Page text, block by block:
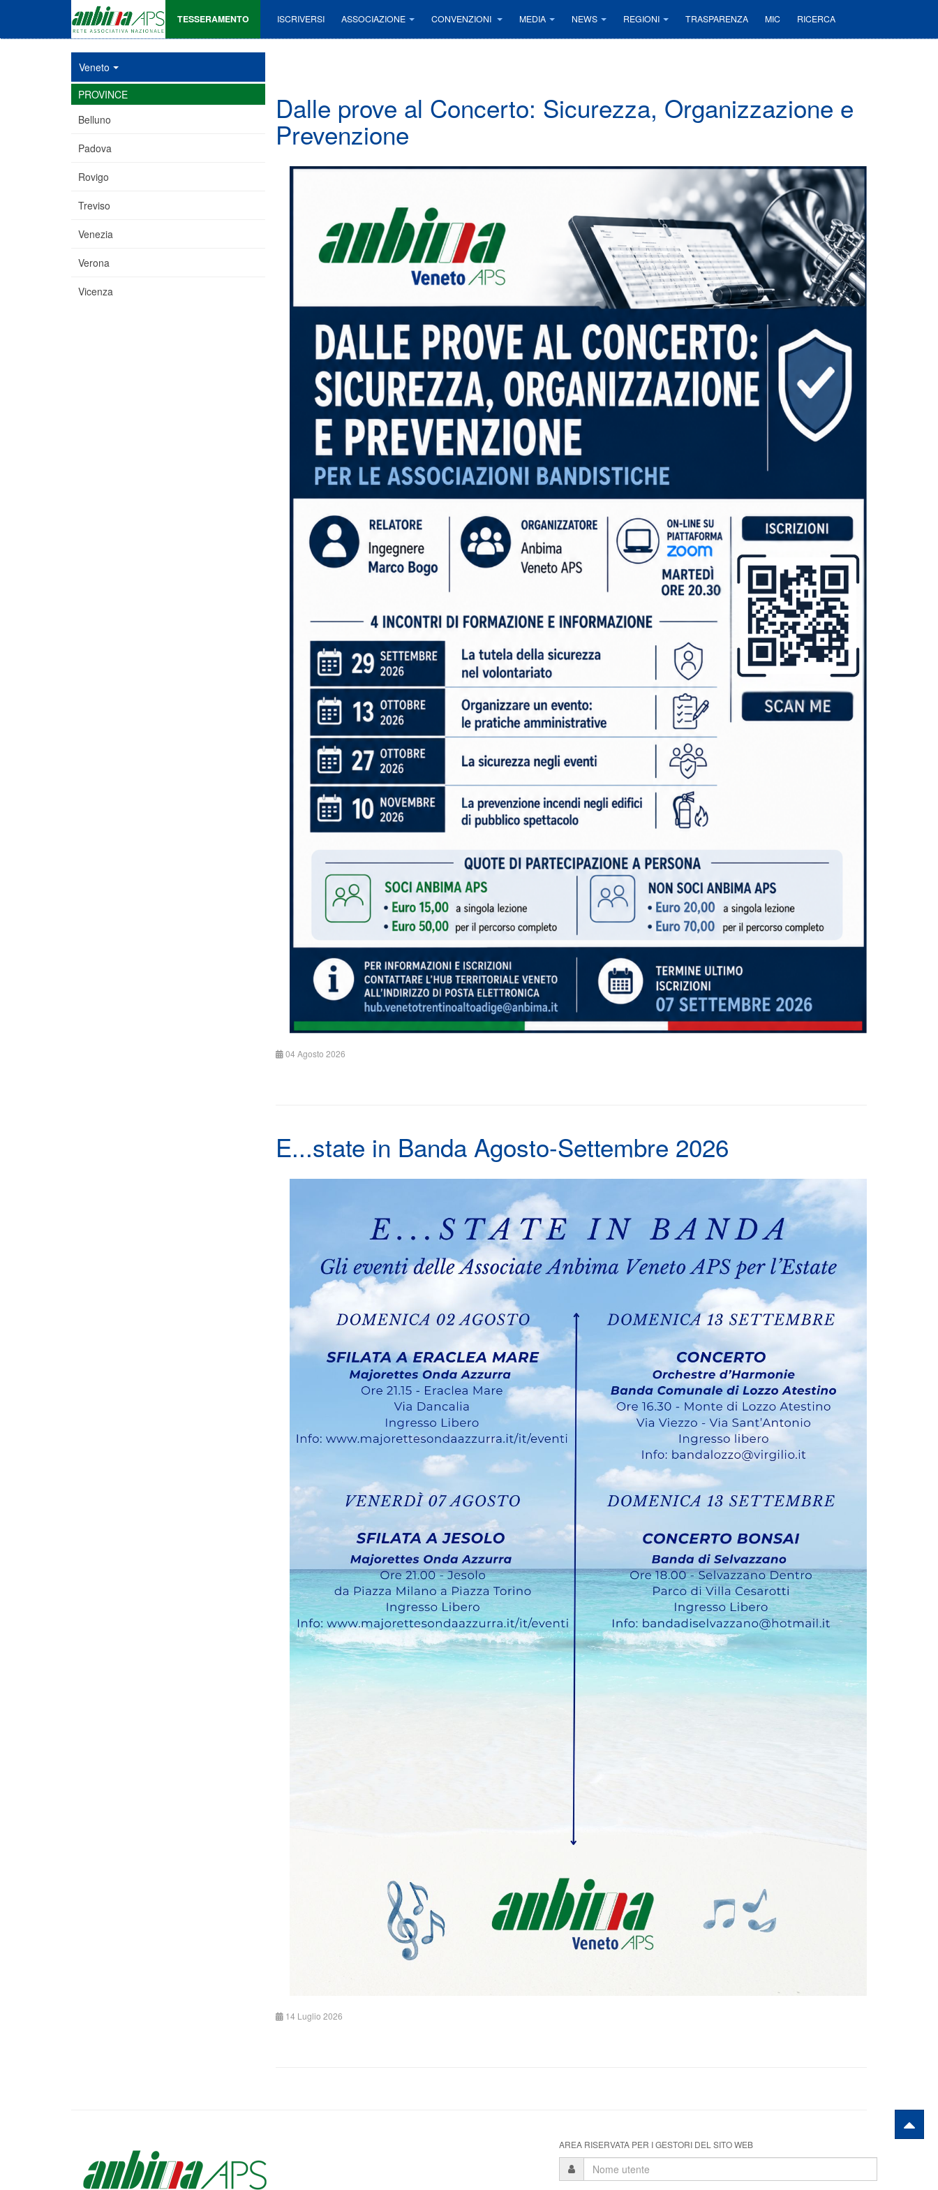
TESSERAMENTO ISCRIVERSI ASSOCIAZIONE CONVENZIONI MEDIA NEWS REGIONI TRASPARENZA MIC RICERCA
Dalle prove al Concerto: Sicurezza, Organizzazione e
Prevenzione
04 Agosto 2026
E...state in Banda Agosto-Settembre 2026
14 Luglio 2026
Veneto
PROVINCE
Belluno
Padova
Rovigo
Treviso
Venezia
Verona
Vicenza
AREA RISERVATA PER I GESTORI DEL SITO WEB